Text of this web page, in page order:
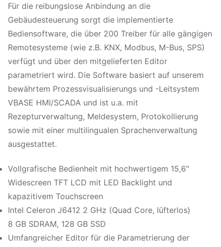
Für die reibungslose Anbindung an die
Gebäudesteuerung sorgt die implementierte
Bediensoftware, die über 200 Treiber für alle gängigen
Remotesysteme (wie z.B. KNX, Modbus, M-Bus, SPS)
verfügt und über den mitgelieferten Editor
parametriert wird. Die Software basiert auf unserem
bewährtem Prozessvisualisierungs und -Leitsystem
VBASE HMI/SCADA und ist u.a. mit
Rezepturverwaltung, Meldesystem, Protokollierung
sowie mit einer multilingualen Sprachenverwaltung
ausgestattet.
Vollgrafische Bedienheit mit hochwertigem 15,6″
Widescreen TFT LCD mit LED Backlight und
kapazitivem Touchscreen
Intel Celeron J6412 2 GHz (Quad Core, lüfterlos)
8 GB SDRAM, 128 GB SSD
Umfangreicher Editor für die Parametrierung der